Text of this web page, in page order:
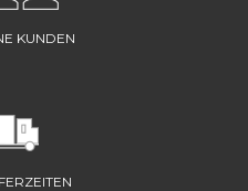
KUNDEN